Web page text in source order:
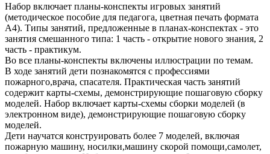
Набор включает планы-конспекты игровых занятий
(методическое пособие для педагога, цветная печать формата
А4). Типы занятий, предложенные в планах-конспектах - это
занятия смешанного типа: 1 часть - открытие нового знания, 2
часть - практикум.
Во все планы-конспекты включены иллюстрации по темам.
В ходе занятий дети познакомятся с профессиями
пожарного,врача, спасателя. Практическая часть занятий
содержит карты-схемы, демонстрирующие пошаговую сборку
моделей. Набор включает карты-схемы сборки моделей (в
электронном виде), демонстрирующие пошаговую сборку
моделей.
Дети научатся конструировать более 7 моделей, включая
пожарную машину, носилки,машину скорой помощи,самолет,